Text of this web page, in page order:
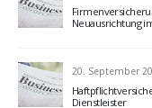
Neuausrichtung
20. September
Dienstleister